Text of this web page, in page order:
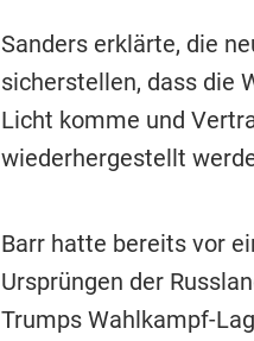
Sanders erklärte, die
sicherstellen, dass die
Licht komme und
wiederhergestellt
Barr hatte bereits vor
Ursprüngen der
Trumps Wahlkampf-